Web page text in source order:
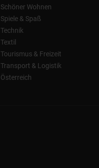
Schöner Wohnen
Spiele & Spaß
Technik
Textil
Tourismus & Freizeit
Transport & Logistik
Österreich